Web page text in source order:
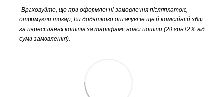
Враховуйте, що при оформленні замовлення післяплатою,
отримуючи товар, Ви додатково оплачуєте ще й комісійний збір
за пересилання коштів за тарифами нової пошти (20 грн+2% від
суми замовлення).